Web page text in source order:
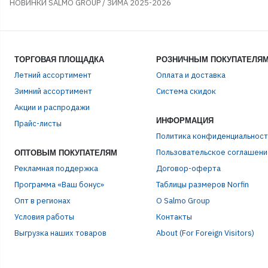
НОВИНКИ SALMO GROUP / ЗИМА 2025-2026
ТОРГОВАЯ ПЛОЩАДКА
Летний ассортимент
Зимний ассортимент
Акции и распродажи
Прайс-листы
ОПТОВЫМ ПОКУПАТЕЛЯМ
Рекламная поддержка
Программа «Ваш бонус»
Опт в регионах
Условия работы
Выгрузка наших товаров
РОЗНИЧНЫМ
Оплата и доставка
Система скидок
ИНФОРМАЦИЯ
Политика
Пользовательское
Договор-оферта
Таблицы размеров Norfin
О Salmo Group
Контакты
About (For Foreign Visitors)